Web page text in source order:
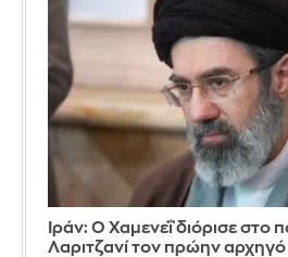
Ιράν: Ο Χαμενεΐ διόρισε στο
Λαριτζανί τον πρώην